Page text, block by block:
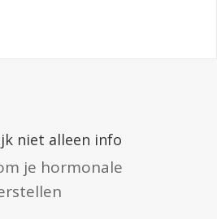
niet alleen info
je hormonale